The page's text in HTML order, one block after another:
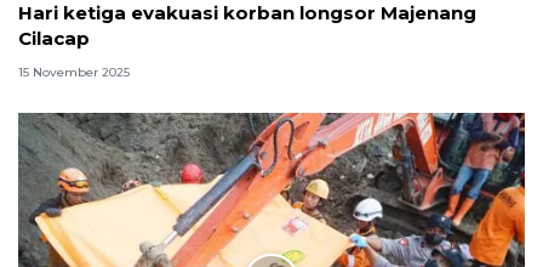
Hari ketiga evakuasi korban longsor Majenang
Cilacap
15 November 2025